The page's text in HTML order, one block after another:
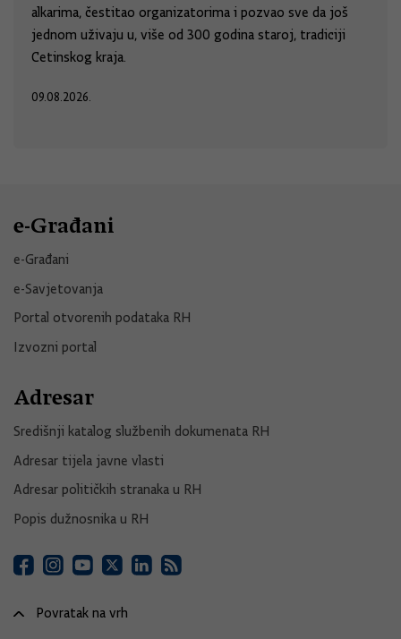
alkarima, čestitao organizatorima i pozvao sve da još
jednom uživaju u, više od 300 godina staroj, tradiciji
Cetinskog kraja.
09.08.2026.
e-Građani
e-Građani
e-Savjetovanja
Portal otvorenih podataka RH
Izvozni portal
Adresar
Središnji katalog službenih dokumenata RH
Adresar tijela javne vlasti
Adresar političkih stranaka u RH
Popis dužnosnika u RH
Povratak na vrh